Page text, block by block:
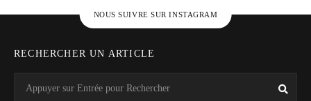
NOUS SUIVRE SUR INSTAGRAM
RECHERCHER UN ARTICLE
for: